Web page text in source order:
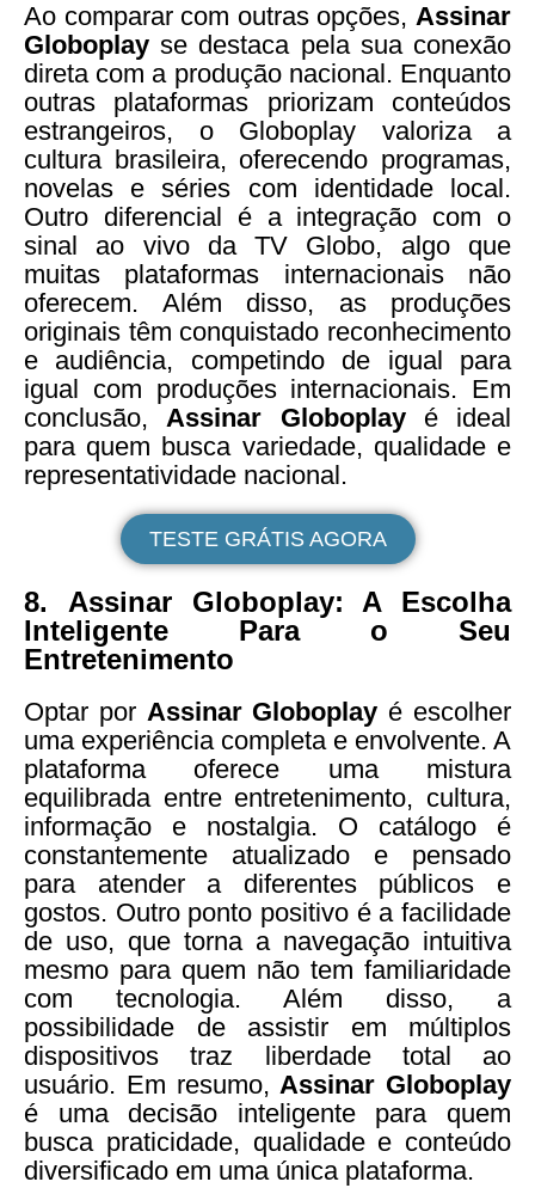
Ao comparar com outras opções, Assinar
Globoplay se destaca pela sua conexão
direta com a produção nacional. Enquanto
outras plataformas priorizam conteúdos
estrangeiros, o Globoplay valoriza a
cultura brasileira, oferecendo programas,
novelas e séries com identidade local.
Outro diferencial é a integração com o
sinal ao vivo da TV Globo, algo que
muitas plataformas internacionais não
oferecem. Além disso, as produções
originais têm conquistado reconhecimento
e audiência, competindo de igual para
igual com produções internacionais. Em
conclusão,Assinar Globoplayé ideal
para quem busca variedade, qualidade e
representatividade nacional.
TESTE GRÁTIS AGORA
8. Assinar Globoplay: A Escolha
Inteligente Para o Seu
Entretenimento
Optar por Assinar Globoplay é escolher
uma experiência completa e envolvente. A
plataforma oferece uma mistura
equilibrada entre entretenimento, cultura,
informação e nostalgia. O catálogo é
constantemente atualizado e pensado
para atender a diferentes públicos e
gostos. Outro ponto positivo é a facilidade
de uso, que torna a navegação intuitiva
mesmo para quem não tem familiaridade
com tecnologia. Além disso, a
possibilidade de assistir em múltiplos
dispositivos traz liberdade total ao
usuário. Em resumo,Assinar Globoplay
é uma decisão inteligente para quem
busca praticidade, qualidade e conteúdo
diversificado em uma única plataforma.